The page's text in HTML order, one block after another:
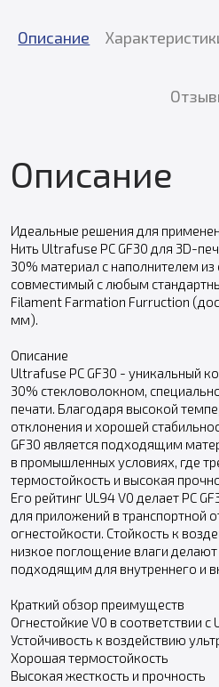
Описание
Описание
Идеальные решения для
Нить Ultrafuse PC GF30 для 3D-
30% материал с наполнителем из
совместимый с любым
Filament Farmation Furruction
мм).
Описание
Ultrafuse PC GF30 - уникальный
30% стекловолокном,
печати. Благодаря высокой
отклонения и хорошей
GF30 является подходящим
в промышленных условиях, где
термостойкость и высокая
Его рейтинг UL94 V0 делает PC
для приложений в транспортной
огнестойкости. Стойкость к
низкое поглощение влаги
подходящим для внутреннего и
Краткий обзор преимуществ
Огнестойкие V0 в соответствии с
Устойчивость к воздействию
Хорошая термостойкость
Высокая жесткость и прочность